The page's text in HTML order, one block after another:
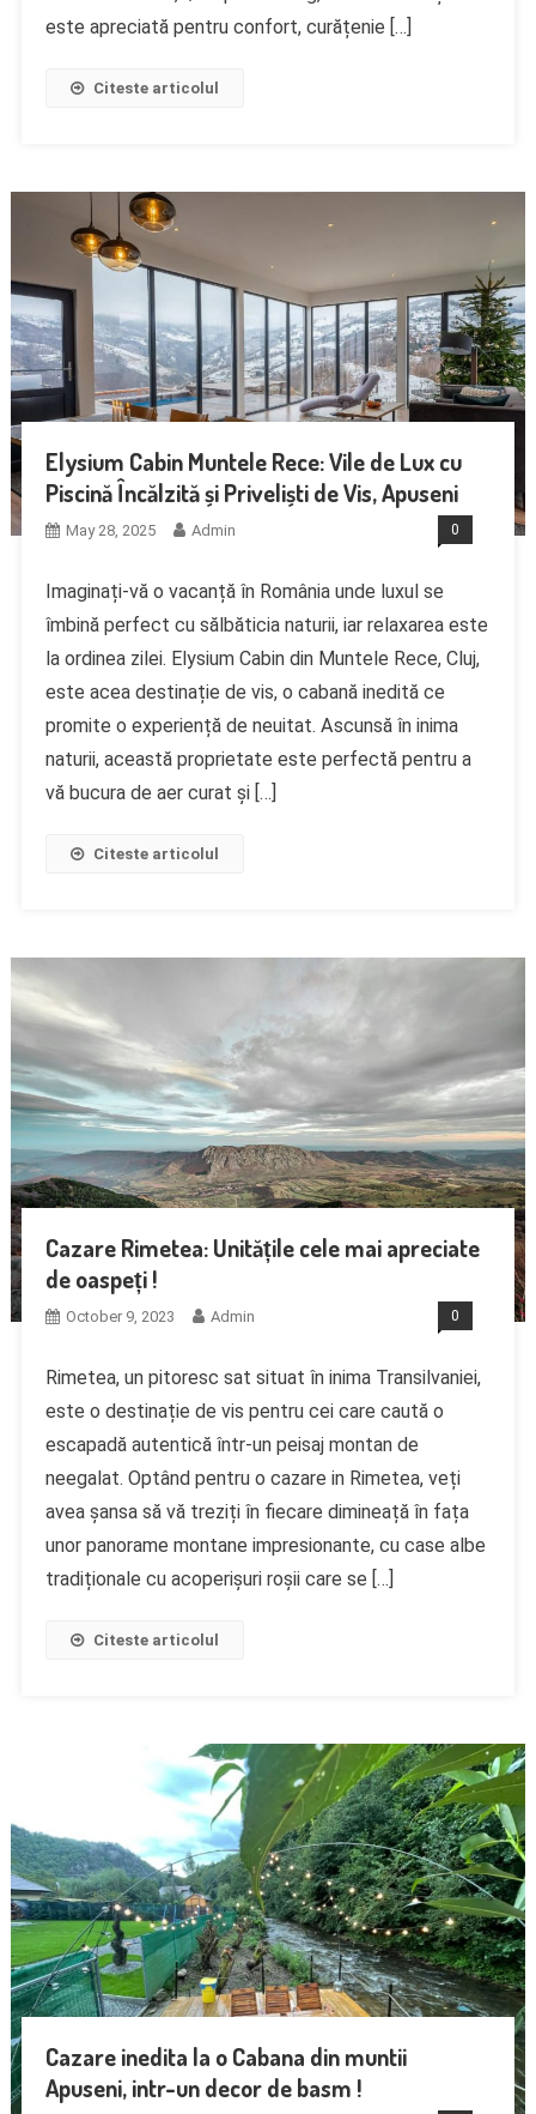
este apreciată pentru confort, curățenie […]
Citeste articolul
Elysium Cabin Muntele Rece: Vile de Lux cu
Piscină Încălzită și Priveliști de Vis, Apuseni
May 28, 2025 Admin 0
Imaginați-vă o vacanță în România unde luxul se
îmbină perfect cu sălbăticia naturii, iar relaxarea este
la ordinea zilei. Elysium Cabin din Muntele Rece, Cluj,
este acea destinație de vis, o cabană inedită ce
promite o experiență de neuitat. Ascunsă în inima
naturii, această proprietate este perfectă pentru a
vă bucura de aer curat și […]
Citeste articolul
Cazare Rimetea: Unitățile cele mai apreciate
de oaspeți !
October 9, 2023 Admin 0
Rimetea, un pitoresc sat situat în inima Transilvaniei,
este o destinație de vis pentru cei care caută o
escapadă autentică într-un peisaj montan de
neegalat. Optând pentru o cazare in Rimetea, veți
avea șansa să vă treziți în fiecare dimineață în fața
unor panorame montane impresionante, cu case albe
tradiționale cu acoperișuri roșii care se […]
Citeste articolul
Cazare inedita la o Cabana din muntii
Apuseni, intr-un decor de basm !